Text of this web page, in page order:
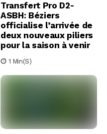
Transfert Pro D2-
ASBH: Béziers
officialise l’arrivée de
deux nouveaux piliers
pour la saison à venir
1 Min(s)